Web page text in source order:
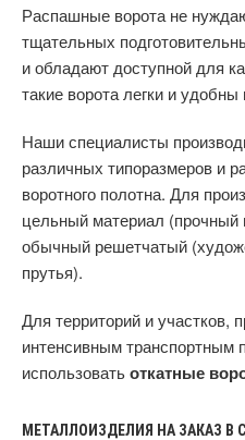
Распашные ворота не
тщательных
и обладают доступной для
такие ворота легки и удобны
Наши специалисты
различных типоразмеров и
воротного полотна. Для
цельный материал
обычный решетчатый
прутья).
Для территорий и участков,
интенсивным транспортным
использоватьоткатные
МЕТАЛЛОИЗДЕЛИЯ НА ЗАКАЗ В